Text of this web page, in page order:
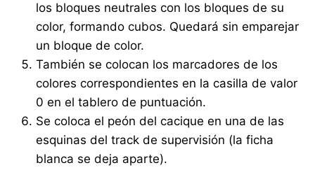
los bloques neutrales con los bloques de su
color, formando cubos. Quedará sin emparejar
un bloque de color.
También se colocan los marcadores de los
colores correspondientes en la casilla de valor
0 en el tablero de puntuación.
Se coloca el peón del cacique en una de las
esquinas del track de supervisión (la ficha
blanca se deja aparte).